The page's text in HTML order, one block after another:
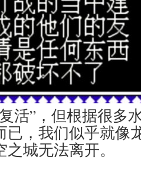
活”，但根据很多
已，我们似乎就像
城无法离开。